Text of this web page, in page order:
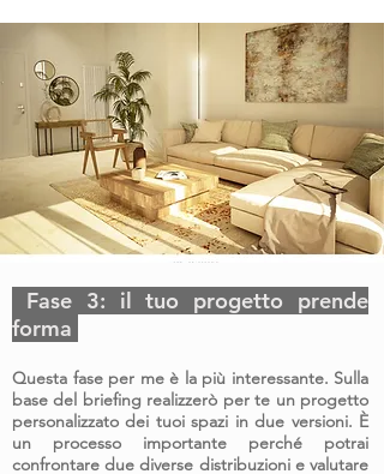
Fase 3: il tuo progetto prende
forma
Questa fase per me è la più interessante. Sulla
base del briefing realizzerò per te un progetto
personalizzato dei tuoi spazi in due versioni. È
un processo importante perché potrai
confrontare due diverse distribuzioni e valutare